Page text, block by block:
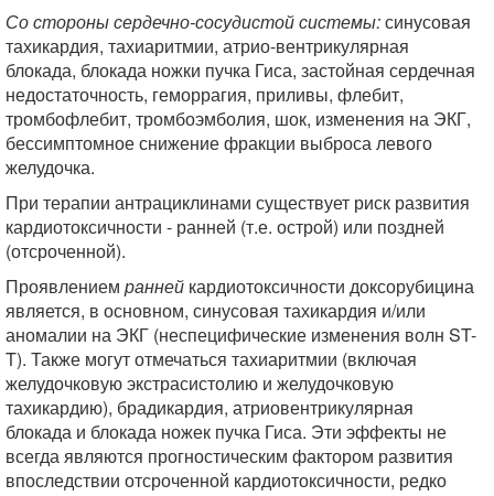
Со стороны сердечно-сосудистой системы:синусовая
тахикардия, тахиаритмии, атрио-вентрикулярная
блокада, блокада ножки пучка Гиса, застойная сердечная
недостаточность, геморрагия, приливы, флебит,
тромбофлебит, тромбоэмболия, шок, изменения на ЭКГ,
бессимптомное снижение фракции выброса левого
желудочка.
При терапии антрациклинами существует риск развития
кардиотоксичности - ранней (т.е. острой) или поздней
(отсроченной).
Проявлением ранней кардиотоксичности доксорубицина
является, в основном, синусовая тахикардия и/или
аномалии на ЭКГ (неспецифические изменения волн ST-
T). Также могут отмечаться тахиаритмии (включая
желудочковую экстрасистолию и желудочковую
тахикардию), брадикардия, атриовентрикулярная
блокада и блокада ножек пучка Гиса. Эти эффекты не
всегда являются прогностическим фактором развития
впоследствии отсроченной кардиотоксичности, редко